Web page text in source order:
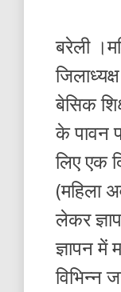
बरेली
बेसिक
के पावन
लिए एक
(महिला
लेकर
ज्ञापन में
विभिन्न